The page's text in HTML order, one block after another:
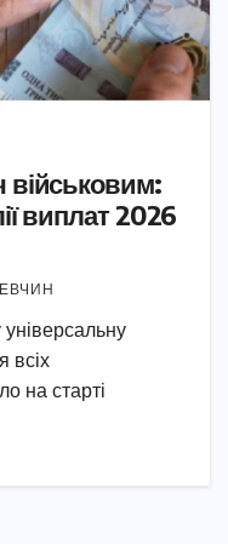
військовим:
виплат 2026
всіх
на старті